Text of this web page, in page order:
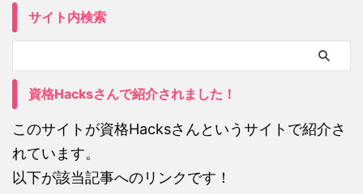
サイト内検索
資格Hacksさんで紹介されました！
このサイトが資格Hacksさんというサイトで紹介さ
れています。
以下が該当記事へのリンクです！